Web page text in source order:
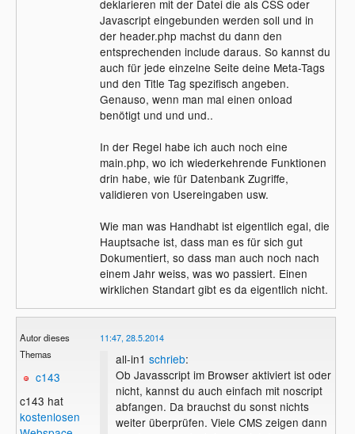
deklarieren mit der Datei die als CSS oder
Javascript eingebunden werden soll und in
der header.php machst du dann den
entsprechenden include daraus. So kannst du
auch für jede einzelne Seite deine Meta-Tags
und den Title Tag spezifisch angeben.
Genauso, wenn man mal einen onload
benötigt und und und..
In der Regel habe ich auch noch eine
main.php, wo ich wiederkehrende Funktionen
drin habe, wie für Datenbank Zugriffe,
validieren von Usereingaben usw.
Wie man was Handhabt ist eigentlich egal, die
Hauptsache ist, dass man es für sich gut
Dokumentiert, so dass man auch noch nach
einem Jahr weiss, was wo passiert. Einen
wirklichen Standart gibt es da eigentlich nicht.
Autor dieses
Themas
c143
c143 hat
kostenlosen
11:47, 28.5.2014
all-in1 schrieb:
Ob Javasscript im Browser aktiviert ist oder
nicht, kannst du auch einfach mit noscript
abfangen. Da brauchst du sonst nichts
weiter überprüfen. Viele CMS zeigen dann